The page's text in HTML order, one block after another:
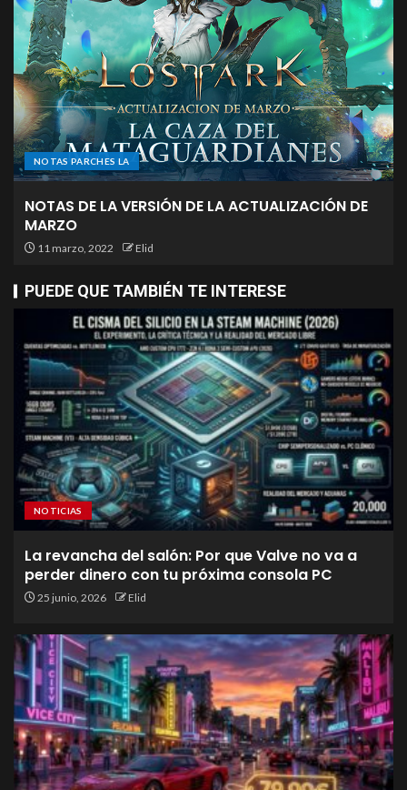
NOTAS PARCHES LA
NOTAS DE LA VERSIÓN DE LA ACTUALIZACIÓN DE
MARZO
11 marzo, 2022 Elid
PUEDE QUE TAMBIÉN TE INTERESE
NOTICIAS
La revancha del salón: Por que Valve no va a
perder dinero con tu próxima consola PC
25 junio, 2026 Elid